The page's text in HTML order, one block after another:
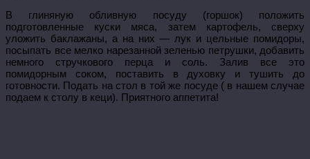
В глиняную обливную посуду (горшок) положить
подготовленные куски мяса, затем картофель, сверху
уложить баклажаны, а на них — лук и цельные помидоры,
посыпать все мелко нарезанной зеленью петрушки, добавить
немного стручкового перца и соль. Залив все это
помидорным соком, поставить в духовку и тушить до
готовности. Подать на стол в той же посуде ( в нашем случае
подаем к столу в кеци). Приятного аппетита!